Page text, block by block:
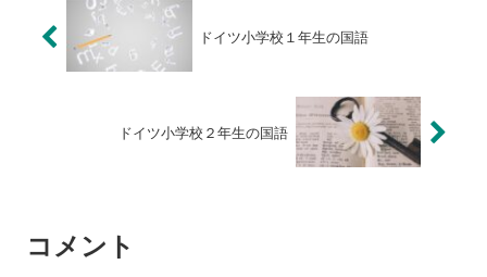
ドイツ小学校１年生の国語
ドイツ小学校２年生の国語
コメント